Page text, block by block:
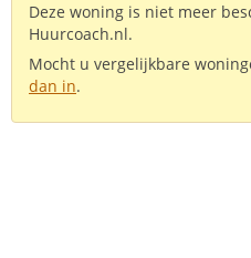
Deze woning is niet meer
Huurcoach.nl.
Mocht u vergelijkbare
dan in.